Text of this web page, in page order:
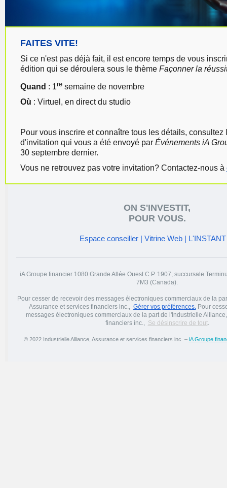
FAITES VITE!
Si ce n'est pas déjà fait, il est encore temps de vous
édition qui se déroulera sous le thème Façonner la
Quand : 1re semaine de novembre
Où : Virtuel, en direct du studio
Pour vous inscrire et connaître tous les détails, consultez
d'invitation qui vous a été envoyé par Événements iA
30 septembre dernier.
Vous ne retrouvez pas votre invitation? Contactez-nous à
ON S'INVESTIT,
POUR VOUS.
Espace conseiller | Vitrine Web |
iA Groupe financier 1080 Grande Allée Ouest C.P. 1907, succursale
7M3 (Canada).
Pour cesser de recevoir des messages électroniques commerciaux de la
Assurance et services financiers inc., Gérer vos préférences.Pour
messages électroniques commerciaux de la part de l'Industrielle
financiers inc., Se désinscrire de tout.
© 2022 Industrielle Alliance, Assurance et services financiers inc. – iA Groupe